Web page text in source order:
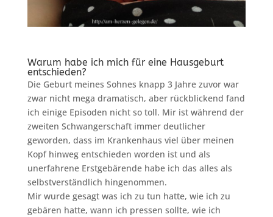
Warum habe ich mich für eine Hausgeburt
entschieden?
Die Geburt meines Sohnes knapp 3 Jahre zuvor war
zwar nicht mega dramatisch, aber rückblickend fand
ich einige Episoden nicht so toll. Mir ist während der
zweiten Schwangerschaft immer deutlicher
geworden, dass im Krankenhaus viel über meinen
Kopf hinweg entschieden worden ist und als
unerfahrene Erstgebärende habe ich das alles als
selbstverständlich hingenommen.
Mir wurde gesagt was ich zu tun hatte, wie ich zu
gebären hatte, wann ich pressen sollte, wie ich